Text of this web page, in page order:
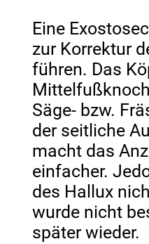
Eine
zur Korrektur
führen. Das
Säge- bzw.
der seitliche
macht das
einfacher.
des Hallux
wurde nicht
später wieder.